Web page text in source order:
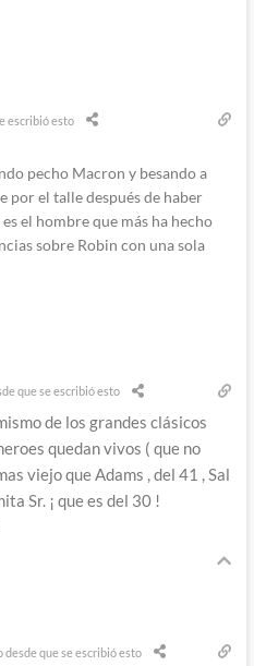
escribió esto
pecho Macron y besando a
por el talle después de haber
el hombre que más ha hecho
sobre Robin con una sola
que se escribió esto
de los grandes clásicos
quedan vivos ( que no
viejo que Adams , del 41 , Sal
Sr. ¡ que es del 30 !
desde que se escribió esto